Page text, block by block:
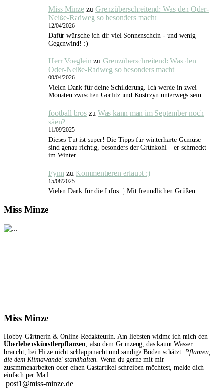
Miss Minze zu Grenzüberschreitend: Was den Oder-
Neiße-Radweg so besonders macht
12/04/2026
Dafür wünsche ich dir viel Sonnenschein - und wenig
Gegenwind! :)
Herr Voeglein zu Grenzüberschreitend: Was den
Oder-Neiße-Radweg so besonders macht
09/04/2026
Vielen Dank für deine Schilderung. Ich werde in zwei
Monaten zwischen Görlitz und Kostrzyn unterwegs sein.
football bros zu Was kann man im September noch
säen?
11/09/2025
Dieses Tut ist super! Die Tipps für winterharte Gemüse
sind genau richtig, besonders der Grünkohl – er schmeckt
im Winter…
Fynn zu Kommentieren erlaubt :)
15/08/2025
Vielen Dank für die Infos :) Mit freundlichen Grüßen
Miss Minze
Miss Minze
Hobby-Gärtnerin & Online-Redakteurin. Am liebsten widme ich mich den
Überlebenskünstlerpflanzen , also dem Grünzeug, das kaum Wasser
braucht, bei Hitze nicht schlappmacht und sandige Böden schätzt. Pflanzen,
die dem Klimawandel standhalten. Wenn du gerne mit mir
zusammenarbeiten oder einen Gastartikel schreiben möchtest, melde dich
einfach per Mail
post1@miss-minze.de